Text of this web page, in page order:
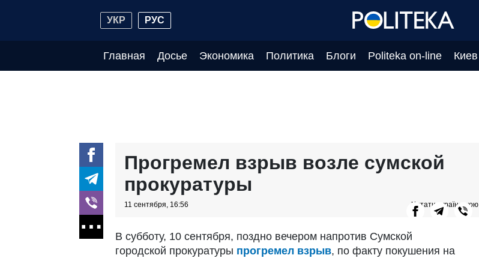
УКР РУС
Главная Досье Экономика Политика Блоги Politeka on-line Киев
Прогремел взрыв возле сумской
прокуратуры
11 сентября, 16:56 Читати українською
В субботу, 10 сентября, поздно вечером напротив Сумской
городской прокуратуры прогремел взрыв, по факту покушения на